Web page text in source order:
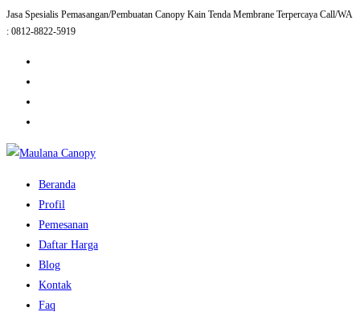
Skip
to
Jasa Spesialis Pemasangan/Pembuatan Canopy Kain Tenda Membrane Terpercaya Call/WA
: 0812-8822-5919
Beranda
Profil
Pemesanan
Daftar Harga
Blog
Kontak
Faq